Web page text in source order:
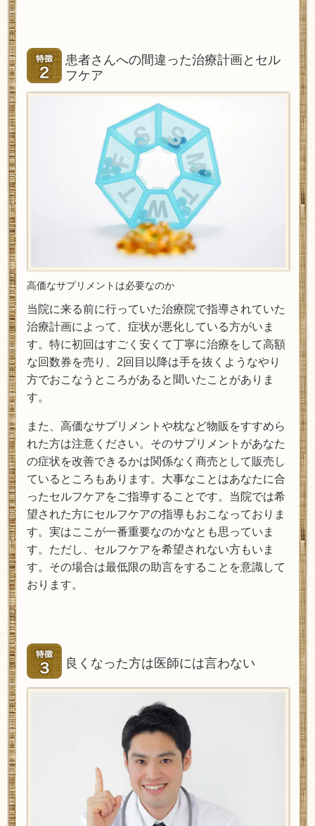
患者さんへの間違った治療計画とセル
フケア
高価なサプリメントは必要なのか
当院に来る前に行っていた治療院で指導されていた
治療計画によって、症状が悪化している方がいま
す。特に初回はすごく安くて丁寧に治療をして高額
な回数券を売り、2回目以降は手を抜くようなやり
方でおこなうところがあると聞いたことがありま
す。
また、高価なサプリメントや枕など物販をすすめら
れた方は注意ください。そのサプリメントがあなた
の症状を改善できるかは関係なく商売として販売し
ているところもあります。大事なことはあなたに合
ったセルフケアをご指導することです。当院では希
望された方にセルフケアの指導もおこなっておりま
す。実はここが一番重要なのかなとも思っていま
す。ただし、セルフケアを希望されない方もいま
す。その場合は最低限の助言をすることを意識して
おります。
良くなった方は医師には言わない